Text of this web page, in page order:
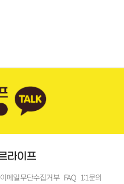
이메일무단수집거부 FAQ 1:1문의